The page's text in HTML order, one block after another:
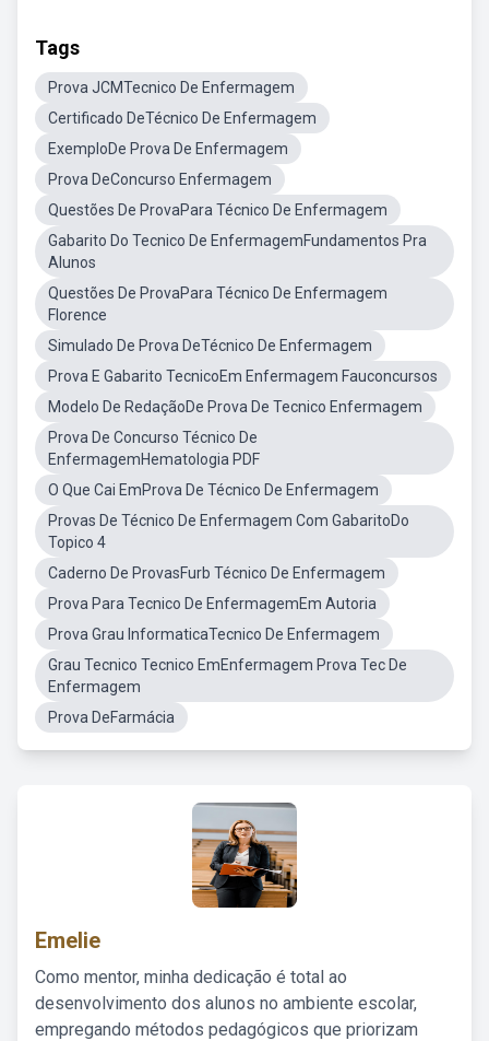
Tags
Prova JCMTecnico De Enfermagem
Certificado DeTécnico De Enfermagem
ExemploDe Prova De Enfermagem
Prova DeConcurso Enfermagem
Questões De ProvaPara Técnico De Enfermagem
Gabarito Do Tecnico De EnfermagemFundamentos Pra
Alunos
Questões De ProvaPara Técnico De Enfermagem
Florence
Simulado De Prova DeTécnico De Enfermagem
Prova E Gabarito TecnicoEm Enfermagem Fauconcursos
Modelo De RedaçãoDe Prova De Tecnico Enfermagem
Prova De Concurso Técnico De
EnfermagemHematologia PDF
O Que Cai EmProva De Técnico De Enfermagem
Provas De Técnico De Enfermagem Com GabaritoDo
Topico 4
Caderno De ProvasFurb Técnico De Enfermagem
Prova Para Tecnico De EnfermagemEm Autoria
Prova Grau InformaticaTecnico De Enfermagem
Grau Tecnico Tecnico EmEnfermagem Prova Tec De
Enfermagem
Prova DeFarmácia
Emelie
Como mentor, minha dedicação é total ao
desenvolvimento dos alunos no ambiente escolar,
empregando métodos pedagógicos que priorizam